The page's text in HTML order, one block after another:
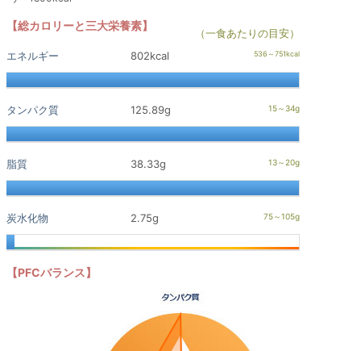
【総カロリーと三大栄養素】
（一食あたりの目安）
エネルギー
802kcal
タンパク質 125.89g
脂質 38.33g
炭水化物 2.75g
【PFCバランス】